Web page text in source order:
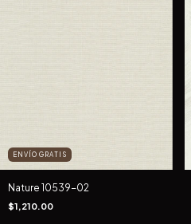
ENVÍO GRATIS
Nature 10539-02
$1,210.00